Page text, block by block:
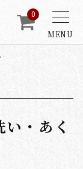
MENU
0
・あく